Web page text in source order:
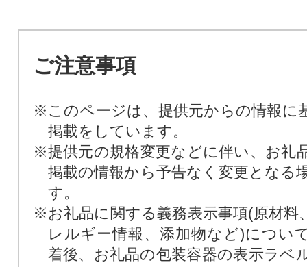
ご注意事項
※このページは、提供元からの情報に
掲載をしています。
※提供元の規格変更などに伴い、お礼
掲載の情報から予告なく変更となる
す。
※お礼品に関する義務表示事項(原材料
レルギー情報、添加物など)につい
着後、お礼品の包装容器の表示ラベ